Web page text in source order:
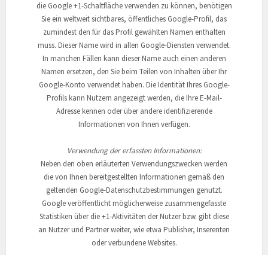
die Google +1-Schaltfläche verwenden zu können, benötigen
Sie ein weltweit sichtbares, öffentliches Google-Profil, das
zumindest den für das Profil gewählten Namen enthalten
muss. Dieser Name wird in allen Google-Diensten verwendet.
In manchen Fällen kann dieser Name auch einen anderen
Namen ersetzen, den Sie beim Teilen von Inhalten über Ihr
Google-Konto verwendet haben. Die Identität Ihres Google-
Profils kann Nutzern angezeigt werden, die Ihre E-Mail-
Adresse kennen oder über andere identifizierende
Informationen von Ihnen verfügen.
Verwendung der erfassten Informationen:
Neben den oben erläuterten Verwendungszwecken werden
die von Ihnen bereitgestellten Informationen gemäß den
geltenden Google-Datenschutzbestimmungen genutzt.
Google veröffentlicht möglicherweise zusammengefasste
Statistiken über die +1-Aktivitäten der Nutzer bzw. gibt diese
an Nutzer und Partner weiter, wie etwa Publisher, Inserenten
oder verbundene Websites.